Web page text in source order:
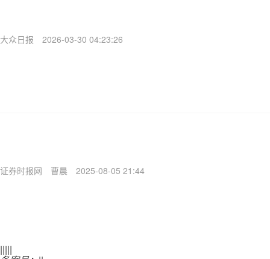
大众日报 2026-03-30 04:23:26
证券时报网 曹晨 2025-08-05 21:44
|||||